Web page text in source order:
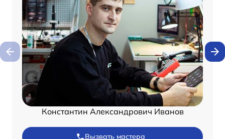
Константин Александрович Иванов
Вызвать мастера